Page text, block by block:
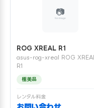
ROG XREAL R1
asus-rog-xreal ROG XREAL
R1
極美品
レンタル料金